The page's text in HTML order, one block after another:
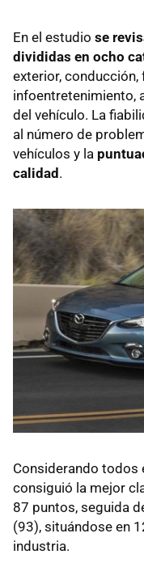
En el estudio se
divididas en ocho
exterior,
infoentretenimiento,
del vehículo. La
al número de
vehículos y la
calidad.
Considerando todos
consiguió la mejor
87 puntos, seguida
(93), situándose en
industria.